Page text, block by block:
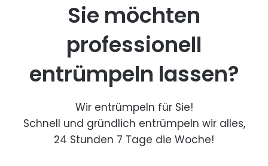
Sie möchten
professionell
entrümpeln lassen?
Wir entrümpeln für Sie!
Schnell und gründlich entrümpeln wir alles,
24 Stunden 7 Tage die Woche!